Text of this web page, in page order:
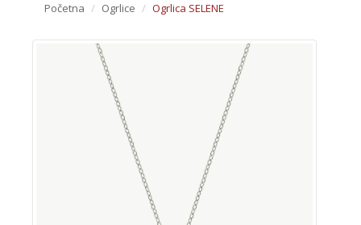
Početna / Ogrlice / Ogrlica SELENE